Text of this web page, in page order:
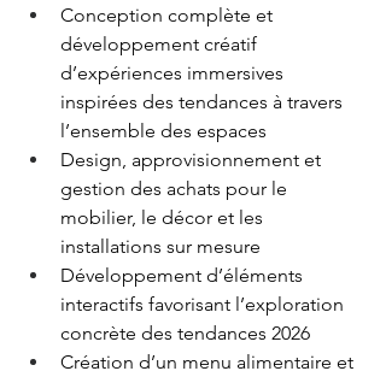
Conception complète et
développement créatif
d’expériences immersives
inspirées des tendances à travers
l’ensemble des espaces
Design, approvisionnement et
gestion des achats pour le
mobilier, le décor et les
installations sur mesure
Développement d’éléments
interactifs favorisant l’exploration
concrète des tendances 2026
Création d’un menu alimentaire et